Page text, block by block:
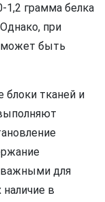
1,2 грамма белка
при
может быть
блоки тканей и
важными для
в